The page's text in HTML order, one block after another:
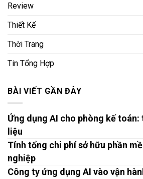
Review
Thiết Kế
Thời Trang
Tin Tổng Hợp
BÀI VIẾT GẦN ĐÂY
Ứng dụng AI cho phòng kế
liệu
Tính tổng chi phí sở hữu phần
nghiệp
Công ty ứng dụng AI vào vận